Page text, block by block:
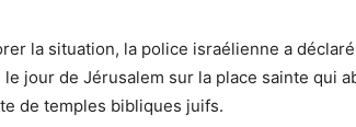
la situation, la police israélienne a
jour de Jérusalem sur la place sainte qui
de temples bibliques juifs.